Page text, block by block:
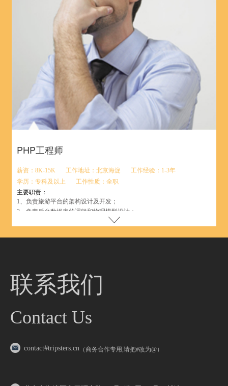
PHP工程师
薪资：8K-15K 工作地址：北京海淀
工作经验：1-3年
学历：专科及以上
工作性质：全职
主要职责：
1、负责旅游平台的架构设计及开发；
2、负责后台数据库的逻辑和物理模型设计；
3、精通XHTML、CSS、DIV、Javascript等Web开发相关技术；
4、具备良好的代码编程习惯及文档编写能力；
6、熟悉Unix/Linux平台相关技术者优先；有带团队者经验优先；
联系我们
Contact Us
contact#tripsters.cn （商务合作专用,请把#改为@）